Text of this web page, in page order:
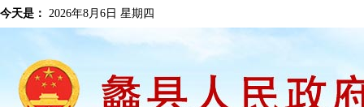
今天是： 2026年8月6日 星期四